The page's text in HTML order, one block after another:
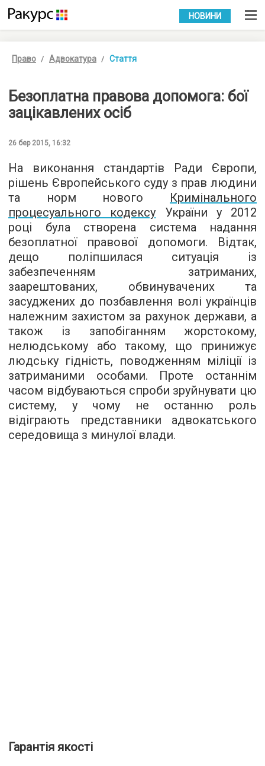
УКР РУС
НОВИНИ
Право Адвокатура Стаття
Безоплатна правова допомога: бої
зацікавлених осіб
26 бер 2015, 16:32
На виконання стандартів Ради Європи,
рішень Європейського суду з прав людини
та норм нового Кримінального
процесуального кодексу України у 2012
році була створена система надання
безоплатної правової допомоги. Відтак,
дещо поліпшилася ситуація із
забезпеченням затриманих,
заарештованих, обвинувачених та
засуджених до позбавлення волі українців
належним захистом за рахунок держави, а
також із запобіганням жорстокому,
нелюдському або такому, що принижує
людську гідність, поводженням міліції із
затриманими особами. Проте останнім
часом відбуваються спроби зруйнувати цю
систему, у чому не останню роль
відіграють представники адвокатського
середовища з минулої влади.
Гарантія якості